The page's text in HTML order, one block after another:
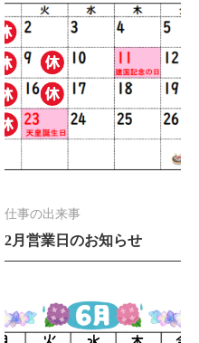
仕事の出来事
2月営業日のお知らせ